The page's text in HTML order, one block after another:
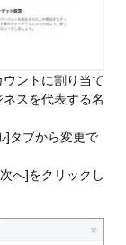
ントに割り当て
スを代表する名
]タブから変更で
へ]をクリックし